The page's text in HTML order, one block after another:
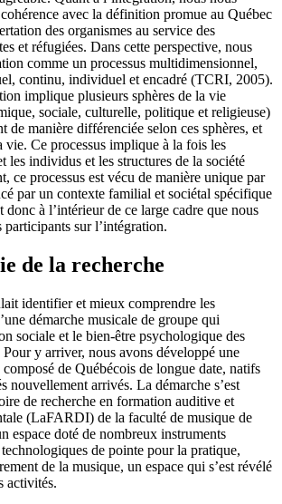
avec la définition promue au Québec
des organismes au service des
et réfugiées. Dans cette perspective, nous
comme un processus multidimensionnel,
continu, individuel et encadré (TCRI, 2005).
implique plusieurs sphères de la vie
sociale, culturelle, politique et religieuse)
de manière différenciée selon ces sphères, et
vie. Ce processus implique à la fois les
les individus et les structures de la société
ce processus est vécu de manière unique par
par un contexte familial et sociétal spécifique
donc à l’intérieur de ce large cadre que nous
participants sur l’intégration.
de la recherche
identifier et mieux comprendre les
démarche musicale de groupe qui
sociale et le bien-être psychologique des
Pour y arriver, nous avons développé une
de Québécois de longue date, natifs
nouvellement arrivés. La démarche s’est
de recherche en formation auditive et
(LaFARDI) de la faculté de musique de
espace doté de nombreux instruments
de pointe pour la pratique,
de la musique, un espace qui s’est révélé
activités.